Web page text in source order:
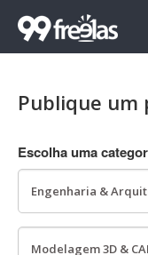
Publique um
Escolha uma